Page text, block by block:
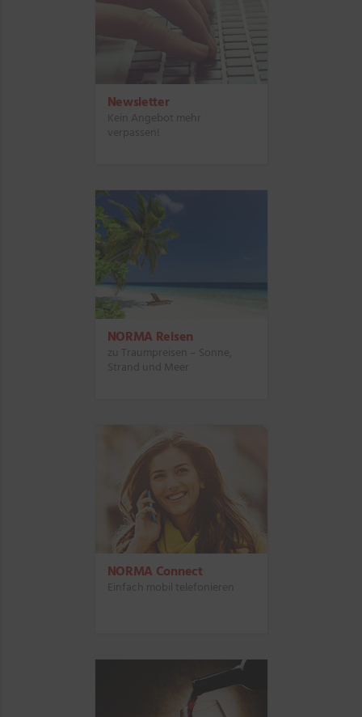
Newsletter
Kein Angebot mehr
verpassen!
NORMA Reisen
zu Traumpreisen – Sonne,
Strand und Meer
NORMA Connect
Einfach mobil telefonieren